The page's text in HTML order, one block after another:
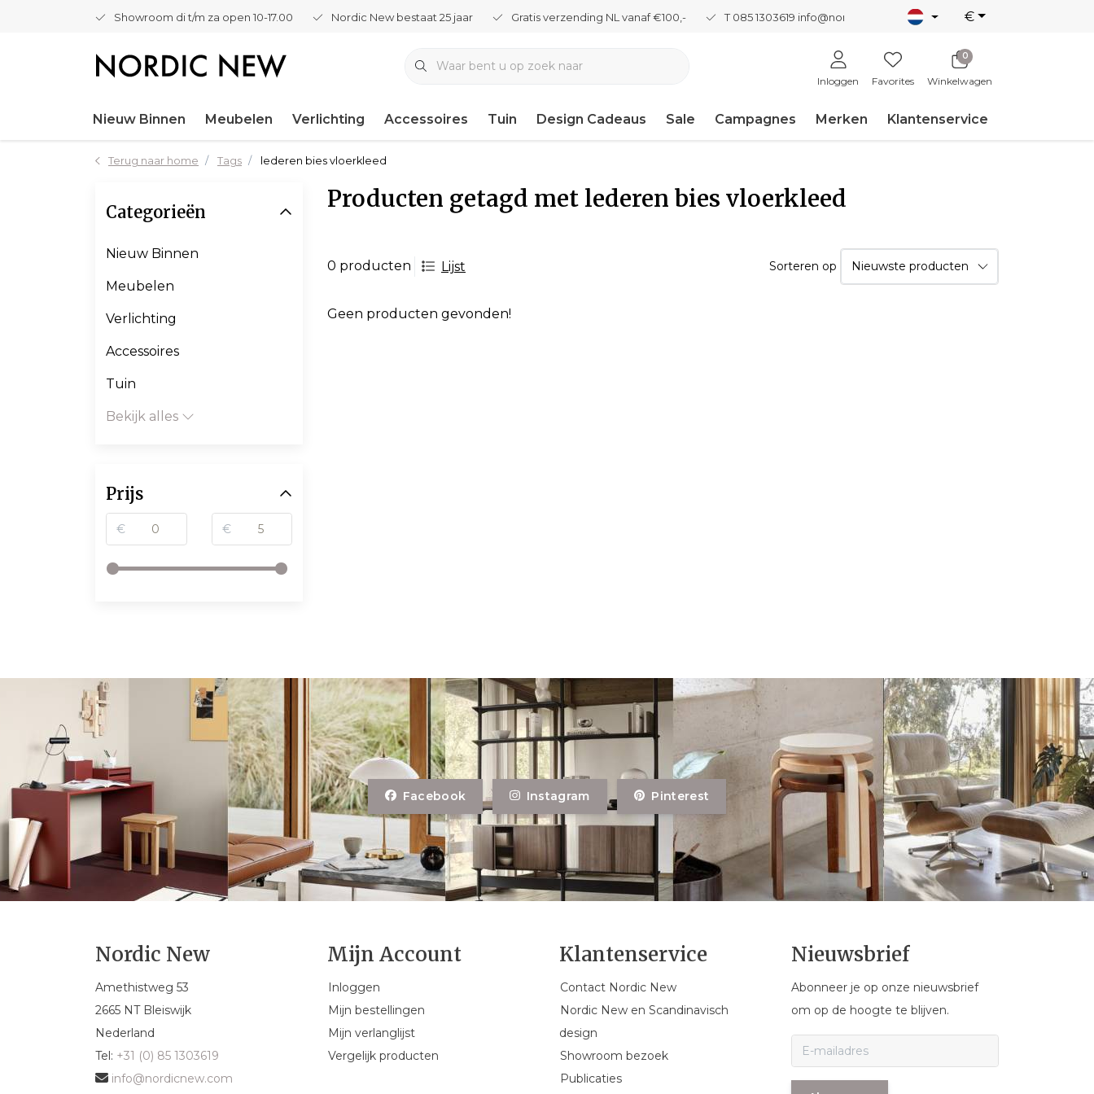
Showroom di t/m za open 10-17.00 Nordic New bestaat 25 jaar Gratis verzending NL vanaf €100,- T 085 1303619 info@nordicnew.nl €
Inloggen Favorites
0
Winkelwagen
Nieuw Binnen Meubelen Verlichting Accessoires Tuin Design Cadeaus Sale Campagnes Merken Klantenservice
Terug naar home Tags lederen bies vloerkleed
Producten getagd met lederen bies vloerkleed
0 producten Lijst Sorteren op
Geen producten gevonden!
Categorieën
Nieuw Binnen
Meubelen
Verlichting
Accessoires
Tuin
Bekijk alles
Prijs
€ €
Facebook Instagram Pinterest
Nordic New
Amethistweg 53
2665 NT Bleiswijk
Nederland
Tel: +31 (0) 85 1303619
info@nordicnew.com
Mijn Account
Inloggen
Mijn bestellingen
Mijn verlanglijst
Vergelijk producten
Klantenservice
Contact Nordic New
Nordic New en Scandinavisch
design
Showroom bezoek
Publicaties
Nieuwsbrief
Abonneer je op onze nieuwsbrief
om op de hoogte te blijven.